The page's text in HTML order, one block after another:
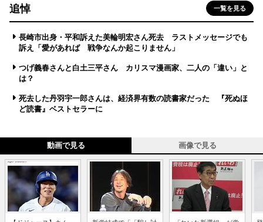
追悼 一覧を見る
長崎市出身・平和訴えた美輪明宏さん死去 ラストメッセージでも
訴え「愛があれば 戦争なんか起こりません」
つげ義春さんと白土三平さん カリスマ漫画家、二人の「違い」と
は？
死去した丹羽宇一郎さんは、経済界有数の読書家だった 『死ぬほ
ど読書』ベストセラーに
動画で見る 画像で見る